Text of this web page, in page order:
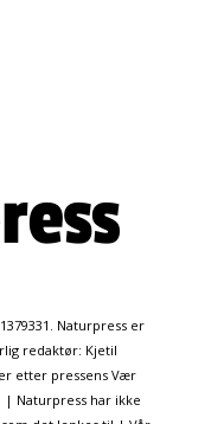
Naturpress er
redaktør: Kjetil
etter pressens Vær
| Naturpress har ikke